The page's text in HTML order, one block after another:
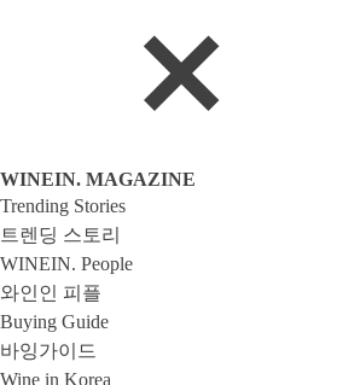
WINEIN. MAGAZINE
Trending Stories
트렌딩 스토리
WINEIN. People
와인인 피플
Buying Guide
바잉가이드
Wine in Korea